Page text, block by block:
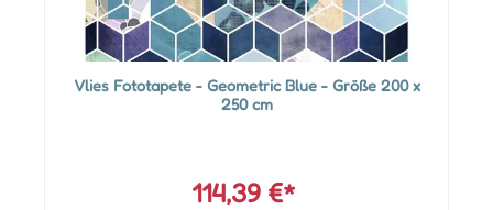
Vlies Fototapete - Geometric Blue - Größe 200 x
250 cm
114,39 €*